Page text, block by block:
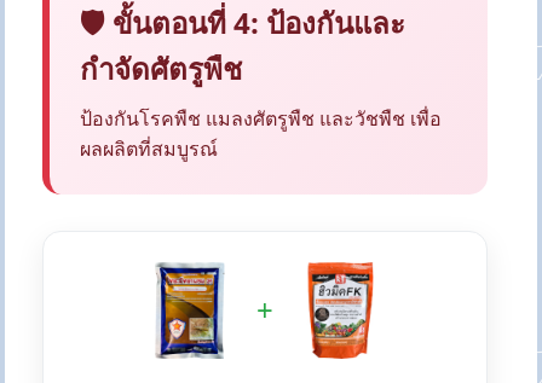
🛡️ ขั้นตอนที่ 4: ป้องกันและ
กำจัดศัตรูพืช
ป้องกันโรคพืช แมลงศัตรูพืช และวัชพืช เพื่อ
ผลผลิตที่สมบูรณ์
+